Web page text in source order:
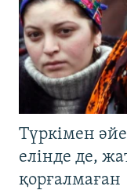
Түркімен
елінде де,
қорғалмаған